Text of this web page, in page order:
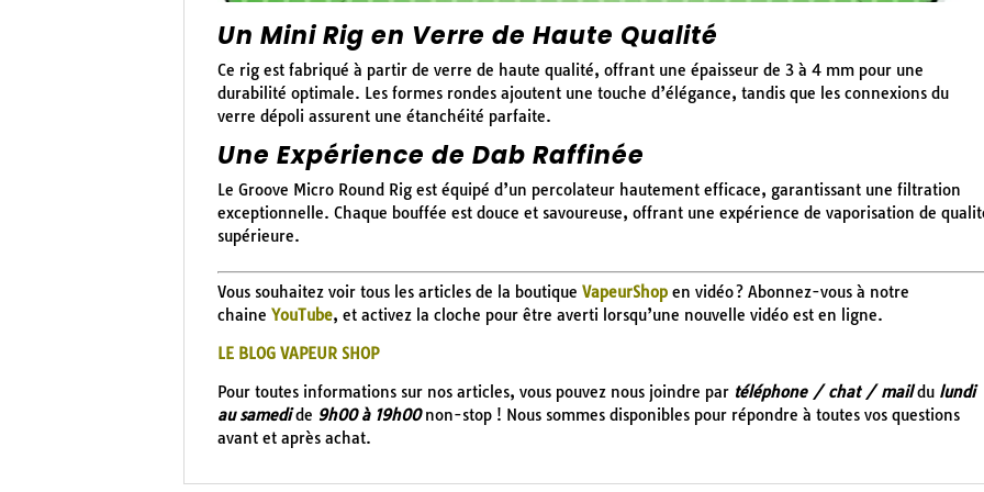
Un Mini Rig en Verre de Haute Qualité
Ce rig est fabriqué à partir de verre de haute qualité, offrant une épaisseur de 3 à 4 mm pour une
durabilité optimale. Les formes rondes ajoutent une touche d’élégance, tandis que les connexions du
verre dépoli assurent une étanchéité parfaite.
Une Expérience de Dab Raffinée
Le Groove Micro Round Rig est équipé d’un percolateur hautement efficace, garantissant une filtration
exceptionnelle. Chaque bouffée est douce et savoureuse, offrant une expérience de vaporisation de
supérieure.
Vous souhaitez voir tous les articles de la boutique VapeurShopen vidéo ? Abonnez-vous à notre
chaine YouTube, et activez la cloche pour être averti lorsqu’une nouvelle vidéo est en ligne.
LE BLOG VAPEUR SHOP
Pour toutes informations sur nos articles, vous pouvez nous joindre par téléphone / chat / maildu lundi
au samedide 9h00 à 19h00non-stop ! Nous sommes disponibles pour répondre à toutes vos questions
avant et après achat.